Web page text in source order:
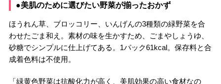
●美肌のために選びたい野菜が揃ったおかず
ほうれん草、ブロッコリー、いんげんの3種類の緑野菜を合
わせたごま和え。素材の味を生かすため、ごまやしょうゆ、
砂糖でシンプルに仕上げてある。1パック61kcal。保存料と合
成着色料は不使用。
「緑黄色野菜は抗酸化力が高く、美肌効果の高い食材なの